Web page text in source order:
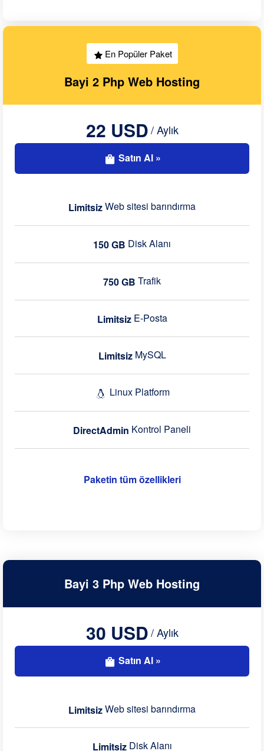
En Popüler Paket
Bayi 2 Php Web Hosting
22 USD/ Aylık
Satın Al »
LimitsizWeb sitesi barındırma
150 GB Disk Alanı
750 GB Trafik
LimitsizE-Posta
LimitsizMySQL
Linux Platform
DirectAdmin Kontrol Paneli
Paketin tüm özellikleri
Bayi 3 Php Web Hosting
30 USD/ Aylık
Satın Al »
LimitsizWeb sitesi barındırma
LimitsizDisk Alanı